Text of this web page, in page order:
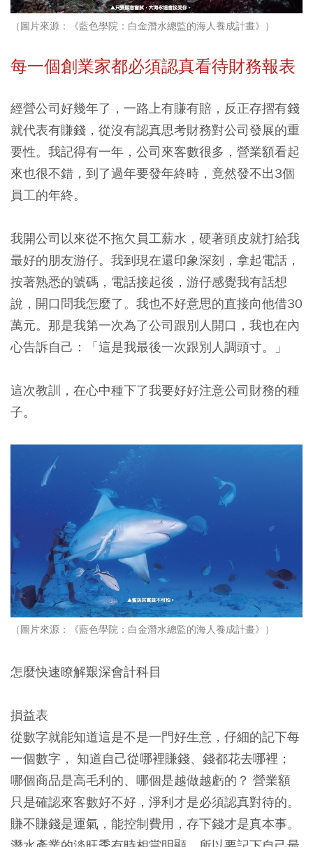
（圖片來源：《藍色學院：白金潛水總監的海人養成計畫》）
每一個創業家都必須認真看待財務報表
經營公司好幾年了，一路上有賺有賠，反正存摺有錢
就代表有賺錢，從沒有認真思考財務對公司發展的重
要性。我記得有一年，公司來客數很多，營業額看起
來也很不錯，到了過年要發年終時，竟然發不出3個
員工的年終。
我開公司以來從不拖欠員工薪水，硬著頭皮就打給我
最好的朋友游仔。我到現在還印象深刻，拿起電話，
按著熟悉的號碼，電話接起後，游仔感覺我有話想
說，開口問我怎麼了。我也不好意思的直接向他借30
萬元。那是我第一次為了公司跟別人開口，我也在內
心告訴自己：「這是我最後一次跟別人調頭寸。」
這次教訓，在心中種下了我要好好注意公司財務的種
子。
（圖片來源：《藍色學院：白金潛水總監的海人養成計畫》）
怎麼快速瞭解艱深會計科目
損益表
從數字就能知道這是不是一門好生意，仔細的記下每
一個數字， 知道自己從哪裡賺錢、錢都花去哪裡；
哪個商品是高毛利的、哪個是越做越虧的？ 營業額
只是確認來客數好不好，淨利才是必須認真對待的。
賺不賺錢是運氣，能控制費用，存下錢才是真本事。